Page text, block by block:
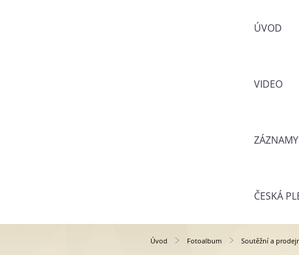
ÚVOD
VIDEO
ČESKÁ
Úvod Fotoalbum Soutěžní a